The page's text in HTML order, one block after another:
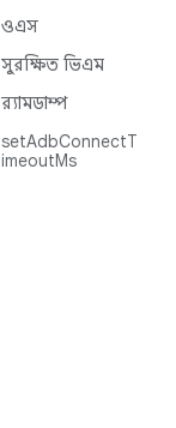
ওএস
সুরক্ষিত ভিএম
র‍্যামডাম্প
setAdbConnectT
imeoutMs